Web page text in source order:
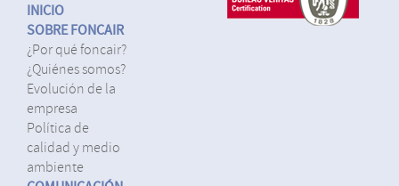
INICIO
SOBRE FONCAIR
¿por qué foncair?
¿quiénes somos?
evolución de la
empresa
política de
calidad y medio
ambiente